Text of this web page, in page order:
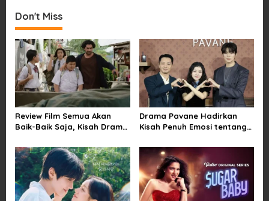
n
a
v
i
g
a
t
i
o
n
Don't Miss
Review Film Semua Akan
Baik-Baik Saja, Kisah Drama
tentang Kehilangan dan
Harapan
Drama Pavane Hadirkan
Kisah Penuh Emosi tentang
Kesempatan Memulai
Kembali